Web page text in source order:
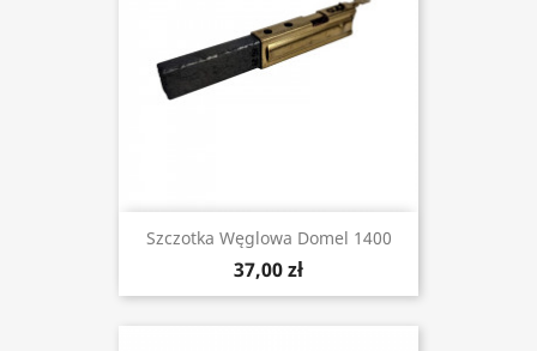
Szczotka Węglowa Domel 1400
37,00 zł